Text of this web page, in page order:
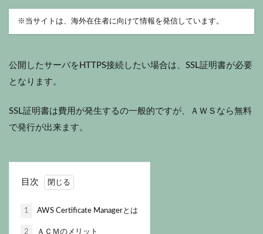
※ 当サイトは、海外在住者に向けて情報を発信しています。
公開したサーバをHTTPS接続したい場合は、SSL証明書が必要
となります。
SSL証明書は費用が発生するの一般的ですが、ＡＷＳなら無料
で発行が出来ます。
目次
1 AWS Certificate Managerとは
2 ＡＣＭのメリット